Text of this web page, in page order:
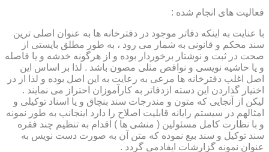
فعالیت های انجام شده :
با عنایت به اینکه دفاتر موجود در دفترخانه ها به عنوان اصلی ترین
سند محکم و قانونی به شمار می رود ، به طور مطلق بایستی از
صحت در ثبت و نوشتار برخوردار بوده و از هرگونه خدشه و یا فاصله
و یا حاشیه نویسی و نواقص مثلی مصون باشد . لذا بر اساس این
اصل اغلب دفترخانه ها مرعی به رعایت به این اصل بوده و لذا از در
اختیار گذاردن این دسته ازدفاتر به کارآموزان احتراز می نمایند .
لیکن از آنجایی که متون و مندرجات سند بنچاق و یا اسناد توکیلی و
امثالهم در سیستم رایانه قابلیت اصلاح را دارد اینجانب به طور نمونه
و با نظارت کامل مسئولین ( منشی ها ) اقدام به تنظیم چند فقره
سند توکیل و سند بیع نموده که متن آن به صورت دست نویس به
عنوان نمونه گزارشات ایفادمی گردد .